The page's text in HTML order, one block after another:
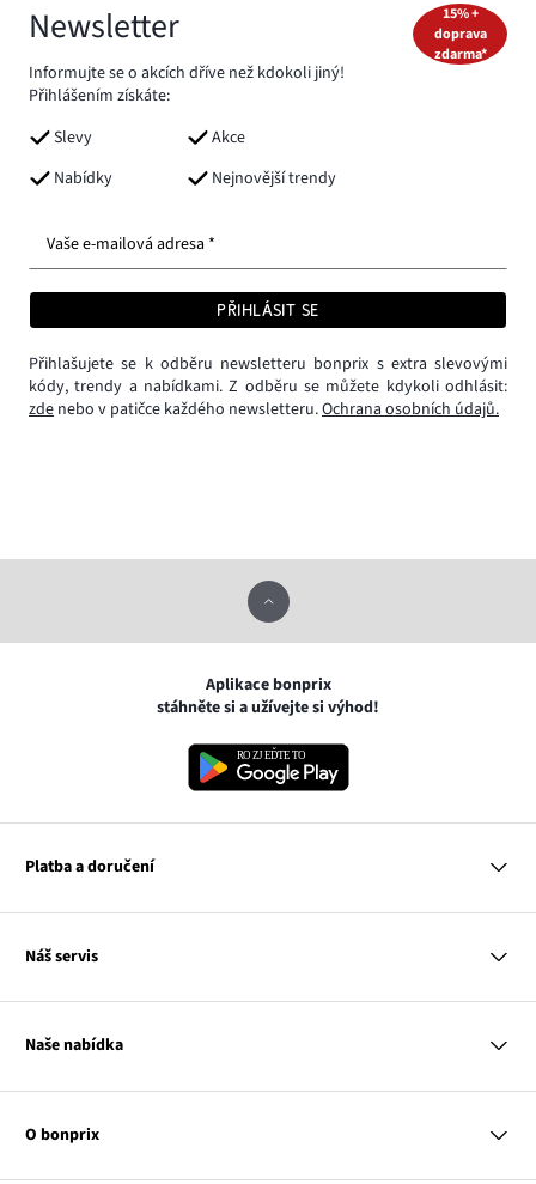
Newsletter
Informujte se o akcích dříve než kdokoli jiný!
Přihlášením získáte:
Slevy
Akce
Nabídky
Nejnovější trendy
15% +
doprava
zdarma*
Vaše e-mailová adresa *
PŘIHLÁSIT SE
Přihlašujete se k odběru newsletteru bonprix s extra slevovými
kódy, trendy a nabídkami. Z odběru se můžete kdykoli odhlásit:
zde nebo v patičce každého newsletteru.Ochrana osobních údajů.
Aplikace bonprix
stáhněte si a užívejte si výhod!
Platba a doručení
VISA
PayU
Zasilkovna
Náš servis
Doručení a platby
Tabulky velikostí
Katalog
Naše nabídka
Muž
Dům
O bonprix